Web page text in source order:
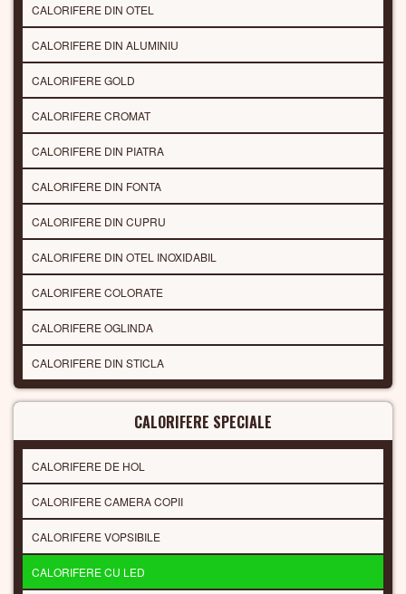
CALORIFERE DIN OTEL
CALORIFERE DIN ALUMINIU
CALORIFERE GOLD
CALORIFERE CROMAT
CALORIFERE DIN PIATRA
CALORIFERE DIN FONTA
CALORIFERE DIN CUPRU
CALORIFERE DIN OTEL INOXIDABIL
CALORIFERE COLORATE
CALORIFERE OGLINDA
CALORIFERE DIN STICLA
CALORIFERE SPECIALE
CALORIFERE DE HOL
CALORIFERE CAMERA COPII
CALORIFERE VOPSIBILE
CALORIFERE CU LED